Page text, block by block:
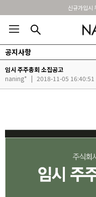
신규가입시
BEST100🤍
공지사항
임시 주주총회 소집공고
naning* | 2018-11-05 16:40:51